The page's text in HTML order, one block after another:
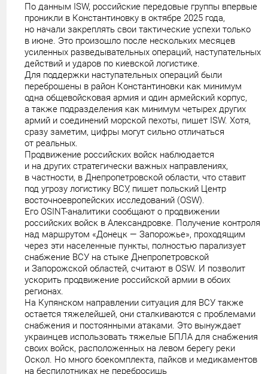
По данным ISW, российские передовые группы впервые
проникли в Константиновку в октябре 2025 года,
но начали закреплять свои тактические успехи только
в июне. Это произошло после нескольких месяцев
усиленных разведывательных операций, наступательных
действий и ударов по киевской логистике.
Для поддержки наступательных операций были
переброшены в район Константиновки как минимум
одна общевойсковая армия и один армейский корпус,
а также подразделения как минимум четырех других
армий и соединений морской пехоты, пишет ISW. Хотя,
сразу заметим, цифры могут сильно отличаться
от реальных.
Продвижение российских войск наблюдается
и на других стратегически важных направлениях,
в частности, в Днепропетровской области, что ставит
под угрозу логистику ВСУ, пишет польский Центр
восточноевропейских исследований (OSW).
Его OSINT-аналитики сообщают о продвижении
российских войск в Александровке. Получение контроля
над маршрутом «Донецк — Запорожье», проходящим
через эти населенные пункты, полностью парализует
снабжение ВСУ на стыке Днепропетровской
и Запорожской областей, считают в OSW. И позволит
ускорить продвижение российской армии в обоих
регионах.
На Купянском направлении ситуация для ВСУ также
остается тяжелейшей, они сталкиваются с проблемами
снабжения и постоянными атаками. Это вынуждает
украинцев использовать тяжелые БПЛА для снабжения
своих войск, расположенных на левом берегу реки
Оскол. Но много боекомплекта, пайков и медикаментов
на беспилотниках не перебросишь